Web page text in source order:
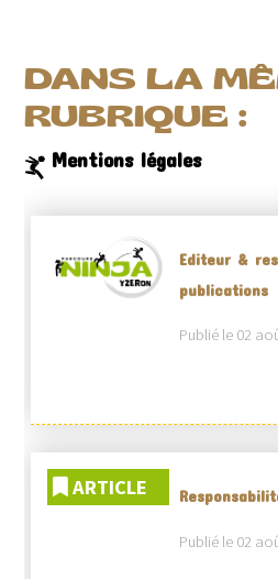
DANS LA
RUBRIQUE :
Mentions légales
Editeur &
publications
Publié le 02
ARTICLE
Publié le 02